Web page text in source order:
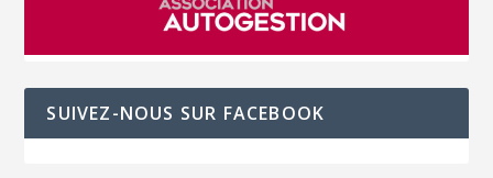
SUIVEZ-NOUS SUR FACEBOOK